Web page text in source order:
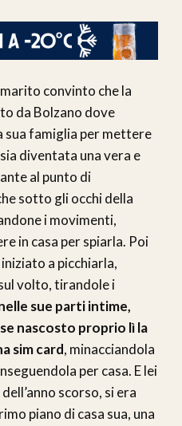
marito convinto che la
da Bolzano dove
sua famiglia per mettere
diventata una vera e
al punto di
sotto gli occhi della
i movimenti,
in casa per spiarla. Poi
a picchiarla,
volto, tirandole i
sue parti intime,
nascosto proprio lì la
sim card, minacciandola
per casa. E lei
scorso, si era
piano di casa sua, una